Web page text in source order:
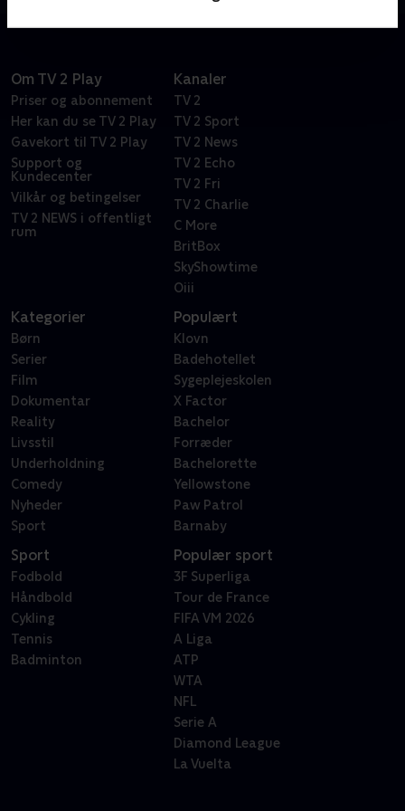
Om TV 2 Play
Priser og abonnement
Her kan du se TV 2 Play
Gavekort til TV 2 Play
Support og
Kundecenter
Vilkår og betingelser
TV 2 NEWS i offentligt
rum
Kanaler
TV 2
TV 2 Sport
TV 2 News
TV 2 Echo
TV 2 Fri
TV 2 Charlie
C More
BritBox
SkyShowtime
Oiii
Kategorier
Børn
Serier
Film
Dokumentar
Reality
Livsstil
Underholdning
Comedy
Nyheder
Sport
Populært
Klovn
Badehotellet
Sygeplejeskolen
X Factor
Bachelor
Forræder
Bachelorette
Yellowstone
Paw Patrol
Barnaby
Sport
Fodbold
Håndbold
Cykling
Tennis
Badminton
Populær sport
3F Superliga
Tour de France
FIFA VM 2026
A Liga
ATP
WTA
NFL
Serie A
Diamond League
La Vuelta